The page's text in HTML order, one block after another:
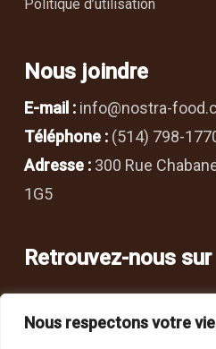
Nous respectons votre
Politique d’utilisation
Nous joindre
E-mail :info@nostra-
Téléphone :(514) 798-
Adresse :300 Rue
1G5
Retrouvez-nous sur